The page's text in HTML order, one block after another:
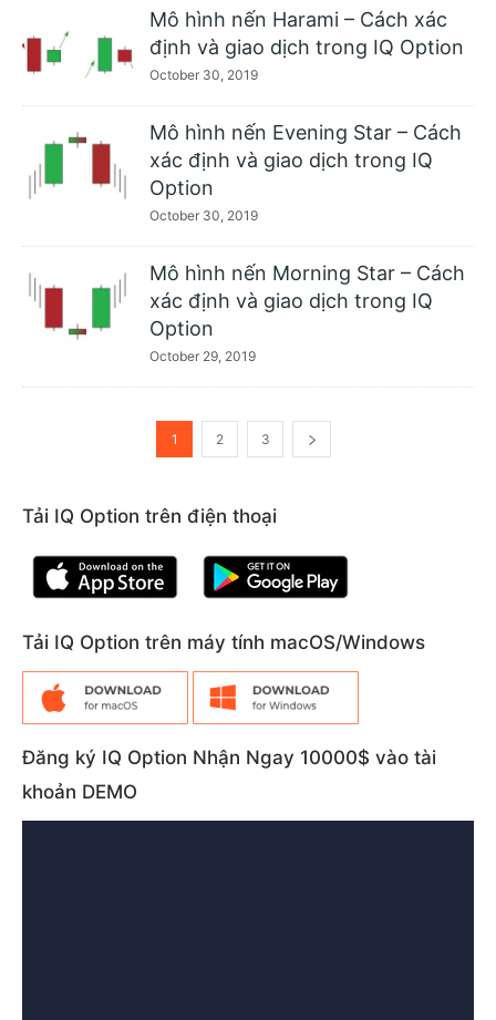
Mô hình nến Harami – Cách xác
định và giao dịch trong IQ Option
October 30, 2019
Mô hình nến Evening Star – Cách
xác định và giao dịch trong IQ
Option
October 30, 2019
Mô hình nến Morning Star – Cách
xác định và giao dịch trong IQ
Option
October 29, 2019
1 2 3
Tải IQ Option trên điện thoại
Tải IQ Option trên máy tính macOS/Windows
Đăng ký IQ Option Nhận Ngay 10000$ vào tài
khoản DEMO